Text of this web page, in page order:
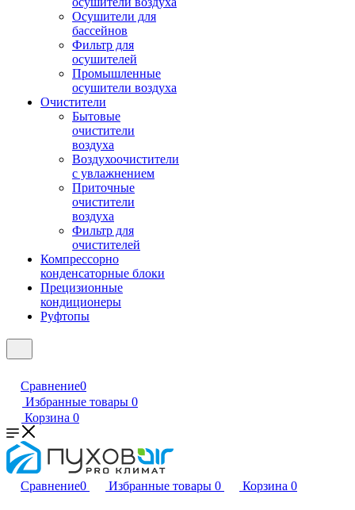
Осушители для
бассейнов
Фильтр для
осушителей
Промышленные
осушители воздуха
Очистители
Бытовые
очистители
воздуха
Воздухоочистители
с увлажнением
Приточные
очистители
воздуха
Фильтр для
очистителей
Компрессорно
конденсаторные блоки
Прецизионные
кондиционеры
Руфтопы
Сравнение0
Избранные товары 0
Корзина 0
Сравнение0 Избранные товары 0 Корзина 0